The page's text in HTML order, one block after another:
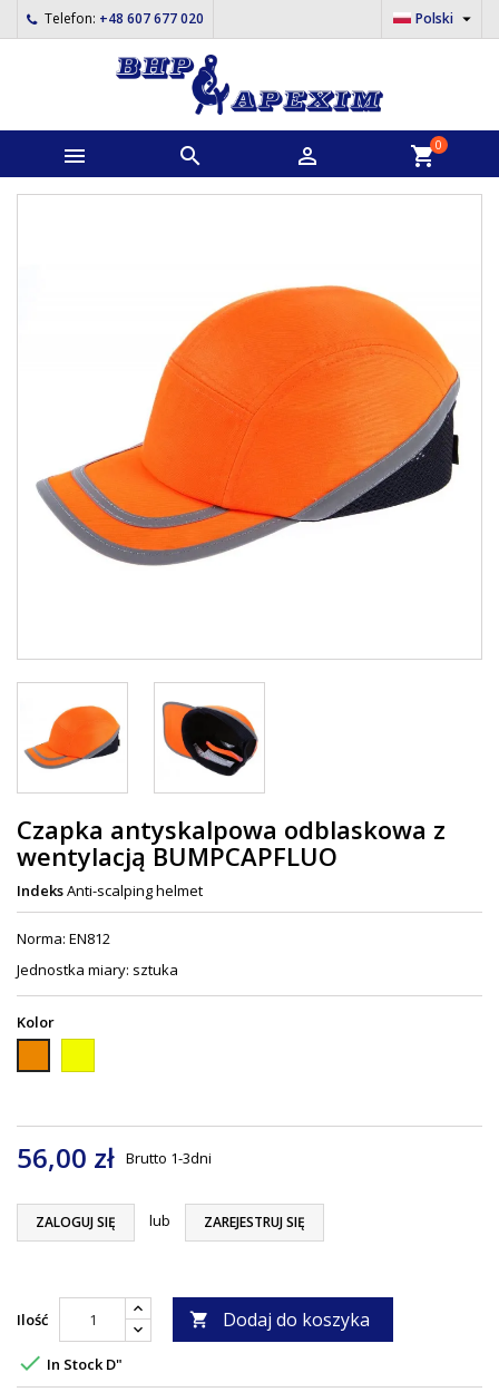
Telefon: +48 607 677 020 Polski 
   shopping_cart0
Czapka antyskalpowa odblaskowa z
wentylacją BUMPCAPFLUO
IndeksAnti-scalping helmet
Norma: EN812
Jednostka miary: sztuka
Kolor
56,00 zł Brutto 1-3dni
ZALOGUJ SIĘ lub ZAREJESTRUJ SIĘ
Ilość  Dodaj do koszyka
 In Stock D"